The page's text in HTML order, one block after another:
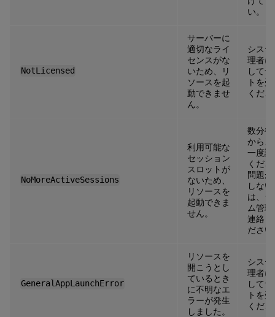
い。
NotLicensed
サーバーに
適切なライ
センスがな
いため、リ
ソースを起
動できませ
ん。
シス
理者に
して
トを
くだ
NoMoreActiveSessions
利用可能な
セッション
スロットが
ないため、
リソースを
起動できま
せん。
数分待
から、
一度試
くだ
問題
しな
は、
ム管
連絡し
ださい
GeneralAppLaunchError
リソースを
開こうとし
ているとき
に不明なエ
ラーが発生
しました。
シス
理者に
して
トを
くだ